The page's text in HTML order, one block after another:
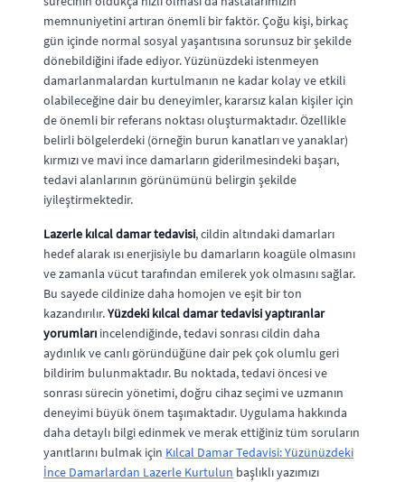
memnuniyetini artıran önemli bir faktör. Çoğu kişi, birkaç
gün içinde normal sosyal yaşantısına sorunsuz bir şekilde
dönebildiğini ifade ediyor. Yüzünüzdeki istenmeyen
damarlanmalardan kurtulmanın ne kadar kolay ve etkili
olabileceğine dair bu deneyimler, kararsız kalan kişiler için
de önemli bir referans noktası oluşturmaktadır. Özellikle
belirli bölgelerdeki (örneğin burun kanatları ve yanaklar)
kırmızı ve mavi ince damarların giderilmesindeki başarı,
tedavi alanlarının görünümünü belirgin şekilde
iyileştirmektedir.
Lazerle kılcal damar tedavisi, cildin altındaki damarları
hedef alarak ısı enerjisiyle bu damarların koagüle olmasını
ve zamanla vücut tarafından emilerek yok olmasını sağlar.
Bu sayede cildinize daha homojen ve eşit bir ton
kazandırılır.Yüzdeki kılcal damar tedavisi yaptıranlar
yorumları incelendiğinde, tedavi sonrası cildin daha
aydınlık ve canlı göründüğüne dair pek çok olumlu geri
bildirim bulunmaktadır. Bu noktada, tedavi öncesi ve
sonrası sürecin yönetimi, doğru cihaz seçimi ve uzmanın
deneyimi büyük önem taşımaktadır. Uygulama hakkında
daha detaylı bilgi edinmek ve merak ettiğiniz tüm soruların
yanıtlarını bulmak için Kılcal Damar Tedavisi: Yüzünüzdeki
İnce Damarlardan Lazerle Kurtulun başlıklı yazımızı